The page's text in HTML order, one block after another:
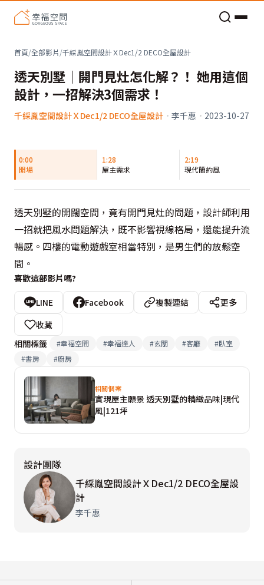
首頁/全部影片/千綵胤空間設計ＸDec1/2 DECO全屋設計
透天別墅｜開門見灶怎化解？！ 她用這個
設計，一招解決3個需求！
千綵胤空間設計ＸDec1/2 DECO全屋設計 · 李千惠 · 2023-10-27
0:00
開場
1:28
屋主需求
2:19
現代簡約風
透天別墅的開闊空間，竟有開門見灶的問題，設計師利用
一招就把風水問題解決，既不影響視線格局，還能提升流
暢感。四樓的電動遊戲室相當特別，是男生們的放鬆空
間。
喜歡這部影片嗎?
LINE Facebook 複製連結
更多
收藏
相關標籤
#幸福空間 #幸福達人 #玄關 #客廳 #臥室
#書房 #廚房
相關個案
實現屋主願景 透天別墅的精緻品味|現代
風|121坪
設計團隊
千綵胤空間設計ＸDec1/2 DECO全屋設
計
李千惠